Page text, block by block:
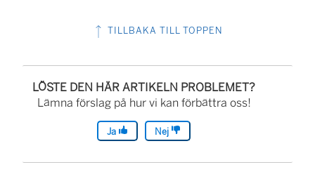
TILLBAKA TILL TOPPEN
LÖSTE DEN HÄR ARTIKELN PROBLEMET?
Lämna förslag på hur vi kan förbättra oss!
Ja Nej